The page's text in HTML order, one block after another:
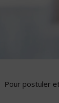
Pour postuler